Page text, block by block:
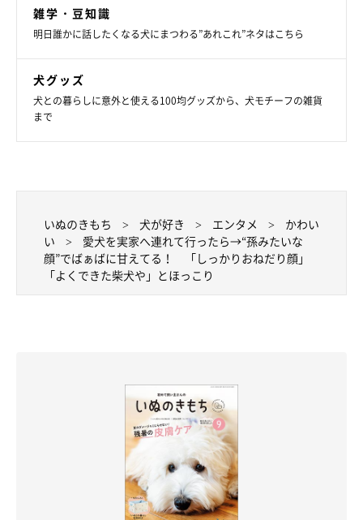
けいただきました。」とのエピソードを綴っています。なんとも微
笑ましい信号待ちのエピソードについて、飼い主さんに話を聞きま
した。
関連記事:
おやつをもらえず「ふて寝」する犬、しばらく
すると→ベテラン俳優のような「激シブな表
情」に爆笑！
について飼い主さんにうかがいました。
いる気持ちが痛いほど伝わる柴犬の表情に反響
“ふにゃん”とした表情に癒される人、続出！
「ゆるめのお顔」が話題の犬が飼い主さんを勇
気づけたエピソードとは
Twitterユーザーの@ChinaObachan517さんが、「AI顔認証でヒト
と認識されがちな犬」と題して投稿した愛犬・こじろうくん（♂／
※この記事は投稿者さまに取材し、了承の上制作したものです。
2025年4月時点の情報であり、現在と異なる場合があります。
雑学・豆知識
明日誰かに話したくなる犬にまつわる”あれこれ”ネタはこちら
犬グッズ
犬との暮らしに意外と使える100均グッズから、犬モチーフの雑貨
まで
いぬのきもち 犬が好き エンタメ
かわい
い
愛犬を実家へ連れて行ったら→“孫みたいな
顔”でばぁばに甘えてる！ 「しっかりおねだり顔」
「よくできた柴犬や」とほっこり